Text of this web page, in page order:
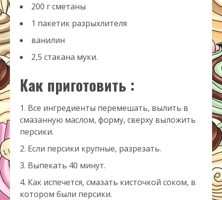
200 г сметаны
1 пакетик разрыхлителя
ванилин
2,5 стакана муки.
Как приготовить :
Все ингредиенты перемешать, вылить в
смазанную маслом, форму, сверху выложить
персики.
Если персики крупные, разрезать.
Выпекать 40 минут.
Как испечется, смазать кисточкой соком, в
котором были персики.